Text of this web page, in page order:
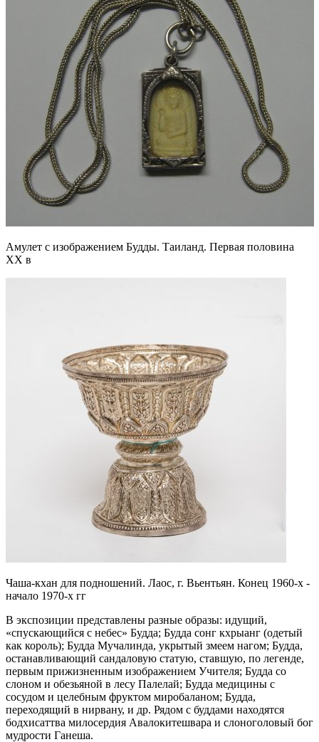
Амулет с изображением Будды. Таиланд. Первая половина
XX в
Чаша-кхан для подношений. Лаос, г. Вьентьян. Конец 1960-х -
начало 1970-х гг
В экспозиции представлены разные образы: идущий,
«спускающийся с небес» Будда; Будда сонг кхрыанг (одетый
как король); Будда Мучалинда, укрытый змеем нагом; Будда,
останавливающий сандаловую статую, ставшую, по легенде,
первым прижизненным изображением Учителя; Будда со
слоном и обезьяной в лесу Палелай; Будда медицины с
сосудом и целебным фруктом миробаланом; Будда,
переходящий в нирвану, и др. Рядом с буддами находятся
бодхисаттва милосердия Авалокитешвара и слоноголовый бог
мудрости Ганеша.